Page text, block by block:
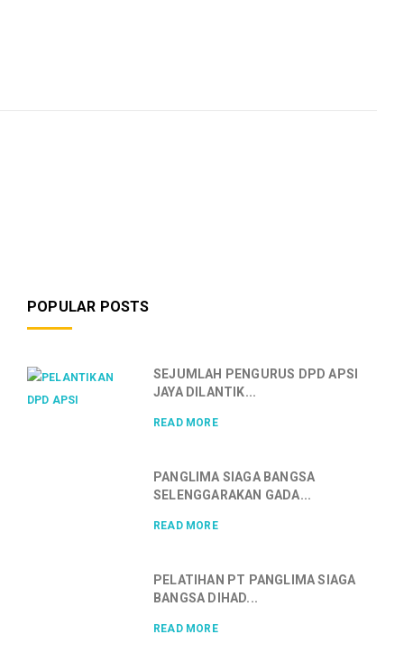
POPULAR POSTS
SEJUMLAH PENGURUS DPD APSI
JAYA DILANTIK...
READ MORE
PANGLIMA SIAGA BANGSA
SELENGGARAKAN GADA...
READ MORE
PELATIHAN PT PANGLIMA SIAGA
BANGSA DIHAD...
READ MORE